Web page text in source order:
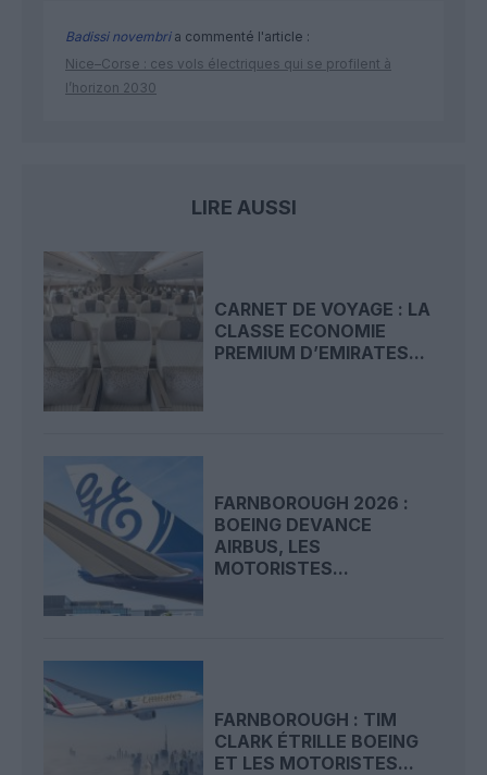
Badissi novembria commenté l'article :
Nice–Corse : ces vols électriques qui se profilent à
l’horizon 2030
LIRE AUSSI
CARNET DE VOYAGE : LA
CLASSE ECONOMIE
PREMIUM D’EMIRATES...
FARNBOROUGH 2026 :
BOEING DEVANCE
AIRBUS, LES
MOTORISTES...
FARNBOROUGH : TIM
CLARK ÉTRILLE BOEING
ET LES MOTORISTES...